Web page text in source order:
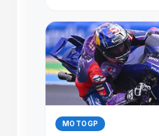
MOTOGP